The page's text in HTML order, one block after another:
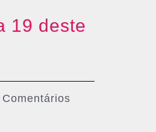
19 deste
Comentários